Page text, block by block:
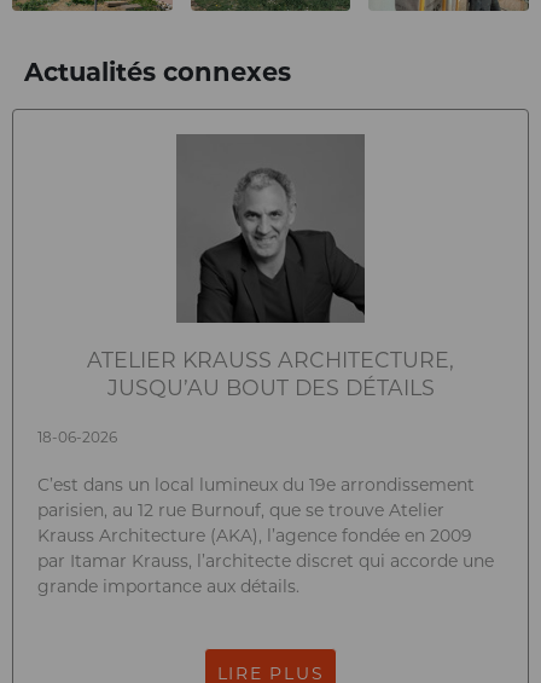
Actualités connexes
ATELIER KRAUSS ARCHITECTURE,
JUSQU’AU BOUT DES DÉTAILS
18-06-2026
C’est dans un local lumineux du 19e arrondissement
parisien, au 12 rue Burnouf, que se trouve Atelier
Krauss Architecture (AKA), l’agence fondée en 2009
par Itamar Krauss, l’architecte discret qui accorde une
grande importance aux détails.
LIRE PLUS